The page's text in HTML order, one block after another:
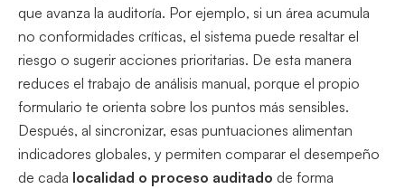
que avanza la auditoría. Por ejemplo, si un área acumula
no conformidades críticas, el sistema puede resaltar el
riesgo o sugerir acciones prioritarias. De esta manera
reduces el trabajo de análisis manual, porque el propio
formulario te orienta sobre los puntos más sensibles.
Después, al sincronizar, esas puntuaciones alimentan
indicadores globales, y permiten comparar el desempeño
de cada localidad o proceso auditado de forma